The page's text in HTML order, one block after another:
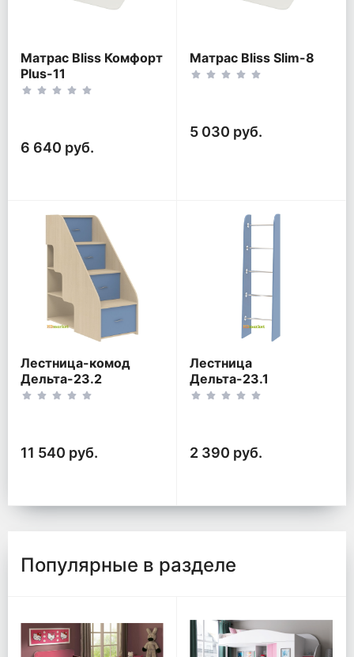
Матрас Bliss Комфорт
Plus-11
6 640 руб.
Матрас Bliss Slim-8
5 030 руб.
Лестница-комод
Дельта-23.2
11 540 руб.
Лестница
Дельта-23.1
2 390 руб.
Популярные в разделе